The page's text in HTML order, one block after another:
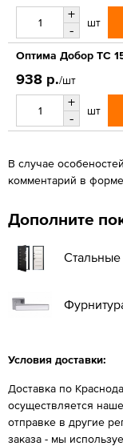
+
-
шт
Оптима Добор ТС
938 р./шт
+
-
шт
В случае
комментарий в
Дополните
Условия доставки:
Доставка по
осуществляется
отправке в другие
заказа - мы